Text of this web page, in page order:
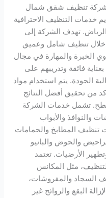
تنظيف شقق شمال
التنظيف الاحترافية
تهدف الشركة إلى
خلال تنظيف شامل وعميق
الخبرة والمهارة في مجال
فائقة وتدريبهم على
الجودة. يتم استخدام مواد
من تحقيق أفضل النتائج
تشمل خدمات الشركة
والأبواب
المطابخ والحمامات
والحوض والبانيو
الأرضيات. تعتمد
مثل المكانس
السجاد والمفروشات،
البقع والروائح غير